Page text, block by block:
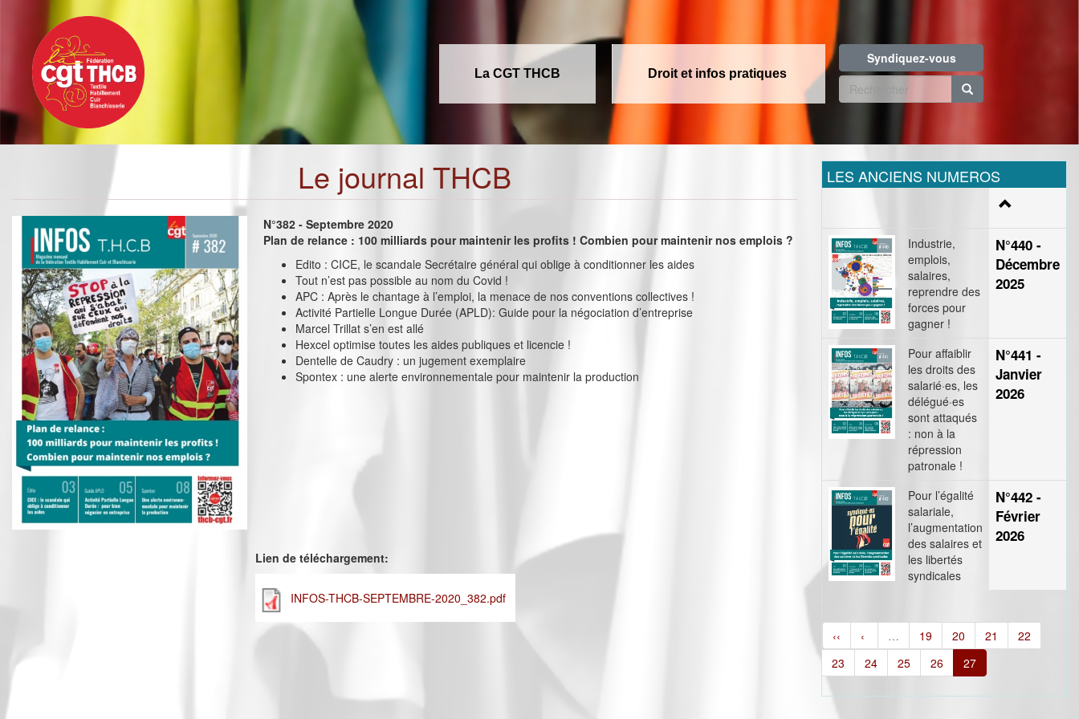
contenu
principal
La CGT THCB Droit et infos pratiques
Syndiquez-vous
Formulaire
recherche
Le journal THCB
N°382 - Septembre 2020
Plan de relance : 100 milliards pour maintenir les profits ! Combien pour maintenir nos emplois ?
Edito : CICE, le scandale Secrétaire général qui oblige à conditionner les aides
Tout n’est pas possible au nom du Covid !
APC : Après le chantage à l’emploi, la menace de nos conventions collectives !
Activité Partielle Longue Durée (APLD): Guide pour la négociation d’entreprise
Marcel Trillat s’en est allé
Hexcel optimise toutes les aides publiques et licencie !
Dentelle de Caudry : un jugement exemplaire
Spontex : une alerte environnementale pour maintenir la production
Lien de téléchargement:
INFOS-THCB-SEPTEMBRE-2020_382.pdf
LES ANCIENS NUMEROS
Industrie,
emplois,
salaires,
reprendre des
forces pour
gagner !
N°440 -
Décembre
2025
Pour affaiblir
les droits des
salarié·es, les
délégué·es
sont attaqués
: non à la
répression
patronale !
N°441 -
Janvier
2026
Pour l’égalité
salariale,
l’augmentation
des salaires et
les libertés
syndicales
N°442 -
Février
2026
‹‹ ‹ … 19 20 21
22
23
24 25 26 27